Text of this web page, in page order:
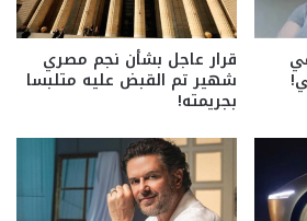
قرار عاجل بشأن نجم مصري
شهير تم القبض عليه متلبسا
بجريمته!